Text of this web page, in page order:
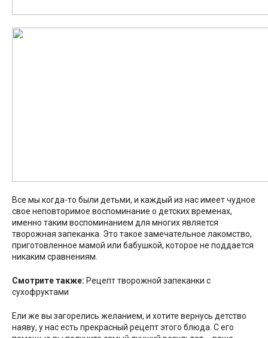
Все мы когда-то были детьми, и каждый из нас имеет чудное
свое неповторимое воспоминание о детских временах,
именно таким воспоминанием для многих является
творожная запеканка. Это такое замечательное лакомство,
приготовленное мамой или бабушкой, которое не поддается
никаким сравнениям.
Смотрите также: Рецепт творожной запеканки с
сухофруктами
Ели же вы загорелись желанием, и хотите вернусь детство
наяву, у нас есть прекрасный рецепт этого блюда. С его